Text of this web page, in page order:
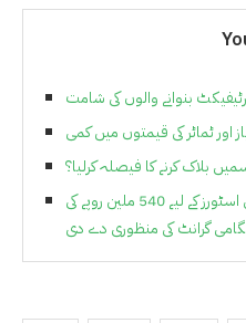
بنوانے والوں کی شامت
اور ٹماٹر کی قیمتوں میں کمی
سیلاب: ای سی سی نے یوٹیلیٹی اسٹورز کے لیے 540 ملین روپے کی
گرانٹ کی منظوری دے دی